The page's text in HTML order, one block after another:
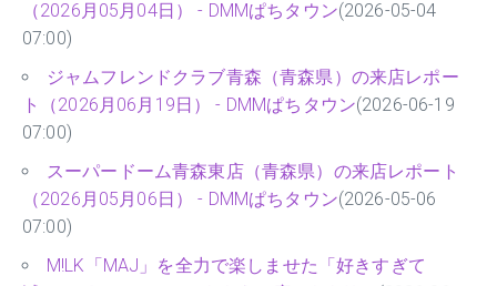
（2026月05月04日） - DMMぱちタウン(2026-05-04
07:00)
ジャムフレンドクラブ青森（青森県）の来店レポー
ト（2026月06月19日） - DMMぱちタウン(2026-06-19
07:00)
スーパードーム青森東店（青森県）の来店レポート
（2026月05月06日） - DMMぱちタウン(2026-05-06
07:00)
M!LK「MAJ」を全力で楽しませた「好きすぎて